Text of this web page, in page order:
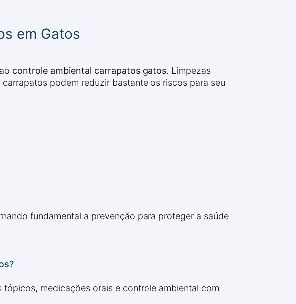
em Gatos
controle ambiental carrapatos gatos. Limpezas
podem reduzir bastante os riscos para seu
fundamental a prevenção para proteger a saúde
medicações orais e controle ambiental com